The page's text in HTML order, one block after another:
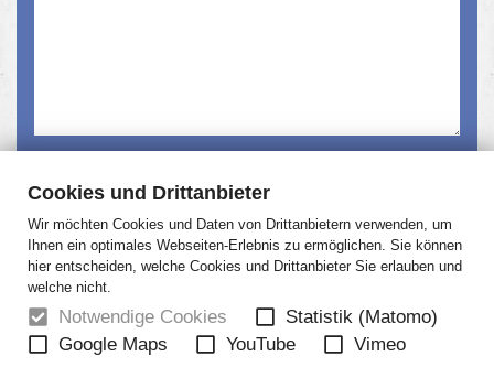
Cookies und Drittanbieter
Wir möchten Cookies und Daten von Drittanbietern verwenden, um
Ihnen ein optimales Webseiten-Erlebnis zu ermöglichen. Sie können
hier entscheiden, welche Cookies und Drittanbieter Sie erlauben und
welche nicht.
Notwendige Cookies
Statistik (Matomo)
Google Maps
YouTube Vimeo
akzeptiert.
Absenden